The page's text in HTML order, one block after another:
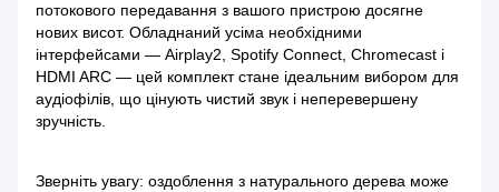
потокового передавання з вашого пристрою досягне
нових висот. Обладнаний усіма необхідними
інтерфейсами — Airplay2, Spotify Connect, Chromecast і
HDMI ARC — цей комплект стане ідеальним вибором для
аудіофілів, що цінують чистий звук і неперевершену
зручність.
Зверніть увагу: оздоблення з натурального дерева може